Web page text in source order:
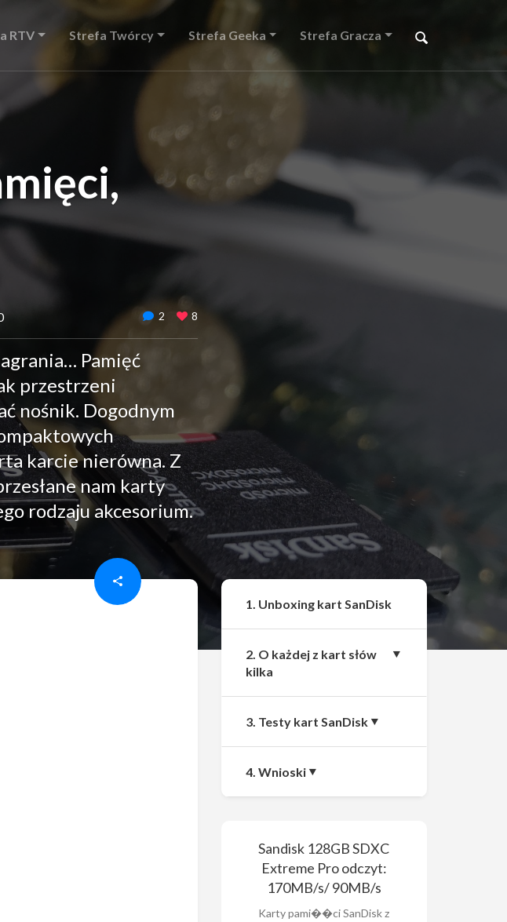
RTV Strefa Twórcy Strefa Geeka Strefa Gracza
2 8
Pamięć
przestrzeni
nośnik. Dogodnym
karcie nierówna. Z
nam karty
rodzaju akcesorium.
Udostępnij
1. Unboxing kart SanDisk
2. O każdej z kart słów
kilka
3. Testy kart SanDisk
4. Wnioski
Sandisk 128GB SDXC
Extreme Pro odczyt:
170MB/s/ 90MB/s
Karty pami��ci SanDisk z